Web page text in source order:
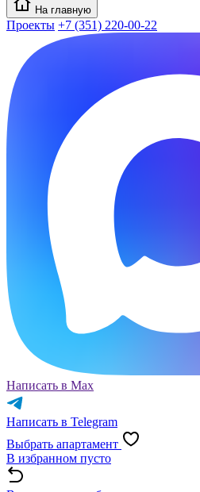
На главную
Проекты +7 (351) 220-00-22
Написать в Max
Написать в Telegram
Выбрать апартамент
В избранном пусто